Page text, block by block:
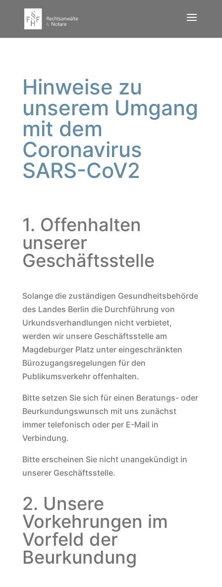
Hinweise zu
unserem Umgang
mit dem
Coronavirus
SARS-CoV2
1. Offenhalten
unserer
Geschäftsstelle
Solange die zuständigen Gesundheitsbehörde
des Landes Berlin die Durchführung von
Urkundsverhandlungen nicht verbietet,
werden wir unsere Geschäftsstelle am
Magdeburger Platz unter eingeschränkten
Bürozugangsregelungen für den
Publikumsverkehr offenhalten.
Bitte setzen Sie sich für einen Beratungs- oder
Beurkundungswunsch mit uns zunächst
immer telefonisch oder per E-Mail in
Verbindung.
Bitte erscheinen Sie nicht unangekündigt in
unserer Geschäftsstelle.
2. Unsere
Vorkehrungen im
Vorfeld der
Beurkundung